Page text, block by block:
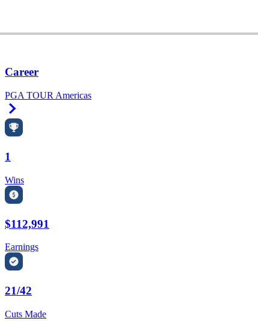
Career
PGA TOUR Americas
1
Wins
$112,991
Earnings
21/42
Cuts Made